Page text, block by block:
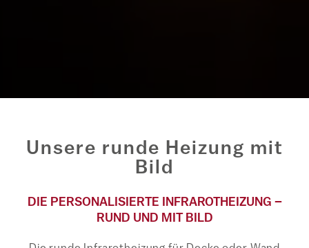
Unsere runde Heizung mit
Bild
DIE PERSONALISIERTE INFRAROTHEIZUNG –
RUND UND MIT BILD